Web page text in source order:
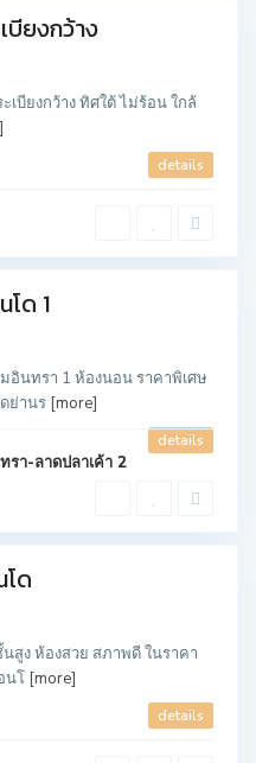
บียงกว้าง
บียงกว้าง ทิศใต้ ไม่ร้อน ใกล้
details
ด 1
นทรา 1 ห้องนอน ราคาพิเศษ
ย่านร [more]
details
า-ลาดปลาเค้า 2
ด
สูง ห้องสวย สภาพดี ในราคา
นโ [more]
details